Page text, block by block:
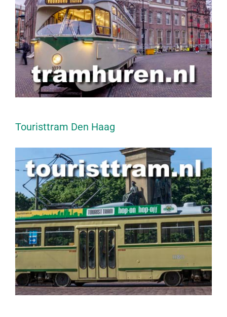
Touristtram Den Haag